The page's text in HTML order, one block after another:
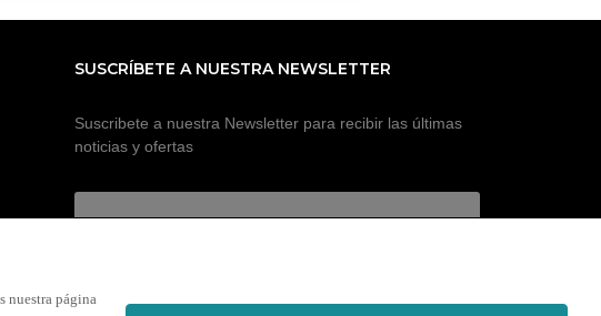
SUSCRÍBETE A NUESTRA NEWSLETTER
Suscribete a nuestra Newsletter para recibir las últimas
noticias y ofertas
nuestra página